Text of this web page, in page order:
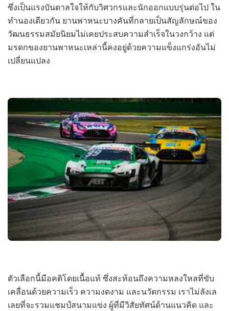
ซึ่งเป็นแรงบันดาลใจให้กับวิศวกรและนักออกแบบรุ่นต่อไป ใน
ทำนองเดียวกัน ยานพาหนะบางคันที่กลายเป็นสัญลักษณ์ของ
วัฒนธรรมสมัยนิยมไม่เคยประสบความสำเร็จในวงกว้าง แต่
มรดกของยานพาหนะเหล่านี้คงอยู่ด้วยความแข็งแกร่งอันไม่
เปลี่ยนแปลง
ตัวเลือกนี้มีอคติโดยเนื้อแท้ ซึ่งสะท้อนถึงความหลงใหลที่ขับ
เคลื่อนด้วยความเร็ว ความงดงาม และนวัตกรรม เราไม่ลังเล
เลยที่จะรวมแชมป์สนามแข่ง ผู้ที่มีวิสัยทัศน์ด้านแนวคิด และ